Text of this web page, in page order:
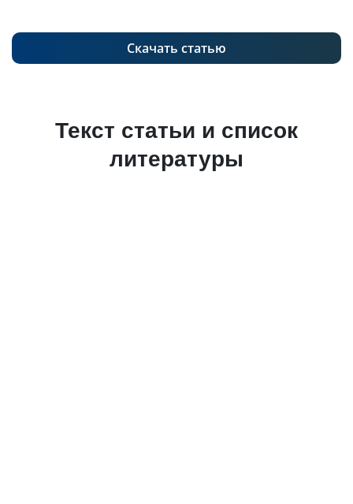
Скачать статью
Текст статьи и список
литературы